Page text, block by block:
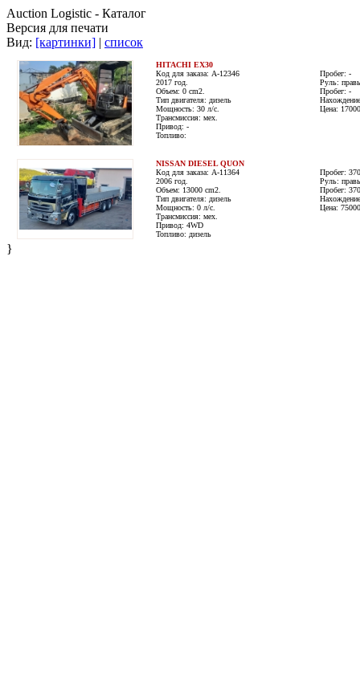
Auction Logistic - Каталог
Версия для печати
Вид: [картинки] | список
HITACHI EX30
Код для заказа: A-12346
2017 год.
Объем: 0 cm2.
Тип двигателя: дизель
Мощность: 30 л/с.
Трансмиссия: мех.
Привод: -
Топливо:
Пробег: -
Руль:
Пробег: -
Цена:
NISSAN DIESEL QUON
Код для заказа: A-11364
2006 год.
Объем: 13000 cm2.
Тип двигателя: дизель
Мощность: 0 л/с.
Трансмиссия: мех.
Привод: 4WD
Топливо: дизель
Пробег:
Руль:
Пробег:
Цена:
}